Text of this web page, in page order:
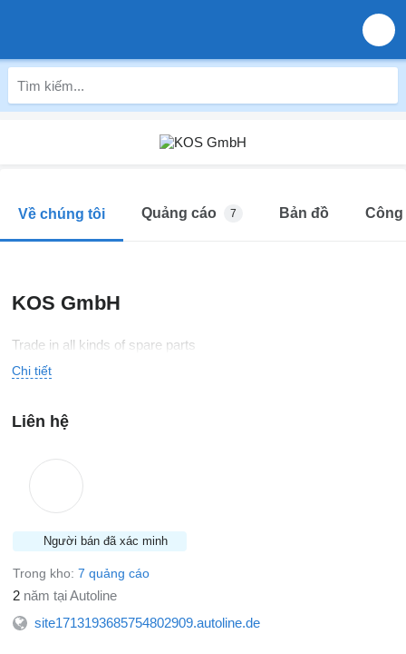
Về chúng tôi Quảng cáo 7 Bản đồ Công
KOS GmbH
Trade in all kinds of spare parts
Chi tiết
Liên hệ
Người bán đã xác minh
Trong kho: 7 quảng cáo
2 năm tại Autoline
site1713193685754802909.autoline.de